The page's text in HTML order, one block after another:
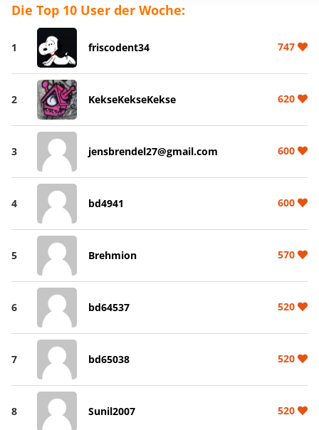
Die Top 10 User der Woche:
1 friscodent34 747
2 KekseKekseKekse 620
3 jensbrendel27@gmail.com 600
4 bd4941 600
5 Brehmion 570
6 bd64537 520
7 bd65038 520
8 Sunil2007 520